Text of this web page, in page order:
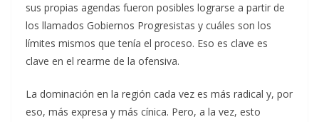
sus propias agendas fueron posibles lograrse a partir de
los llamados Gobiernos Progresistas y cuáles son los
límites mismos que tenía el proceso. Eso es clave es
clave en el rearme de la ofensiva.
La dominación en la región cada vez es más radical y, por
eso, más expresa y más cínica. Pero, a la vez, esto